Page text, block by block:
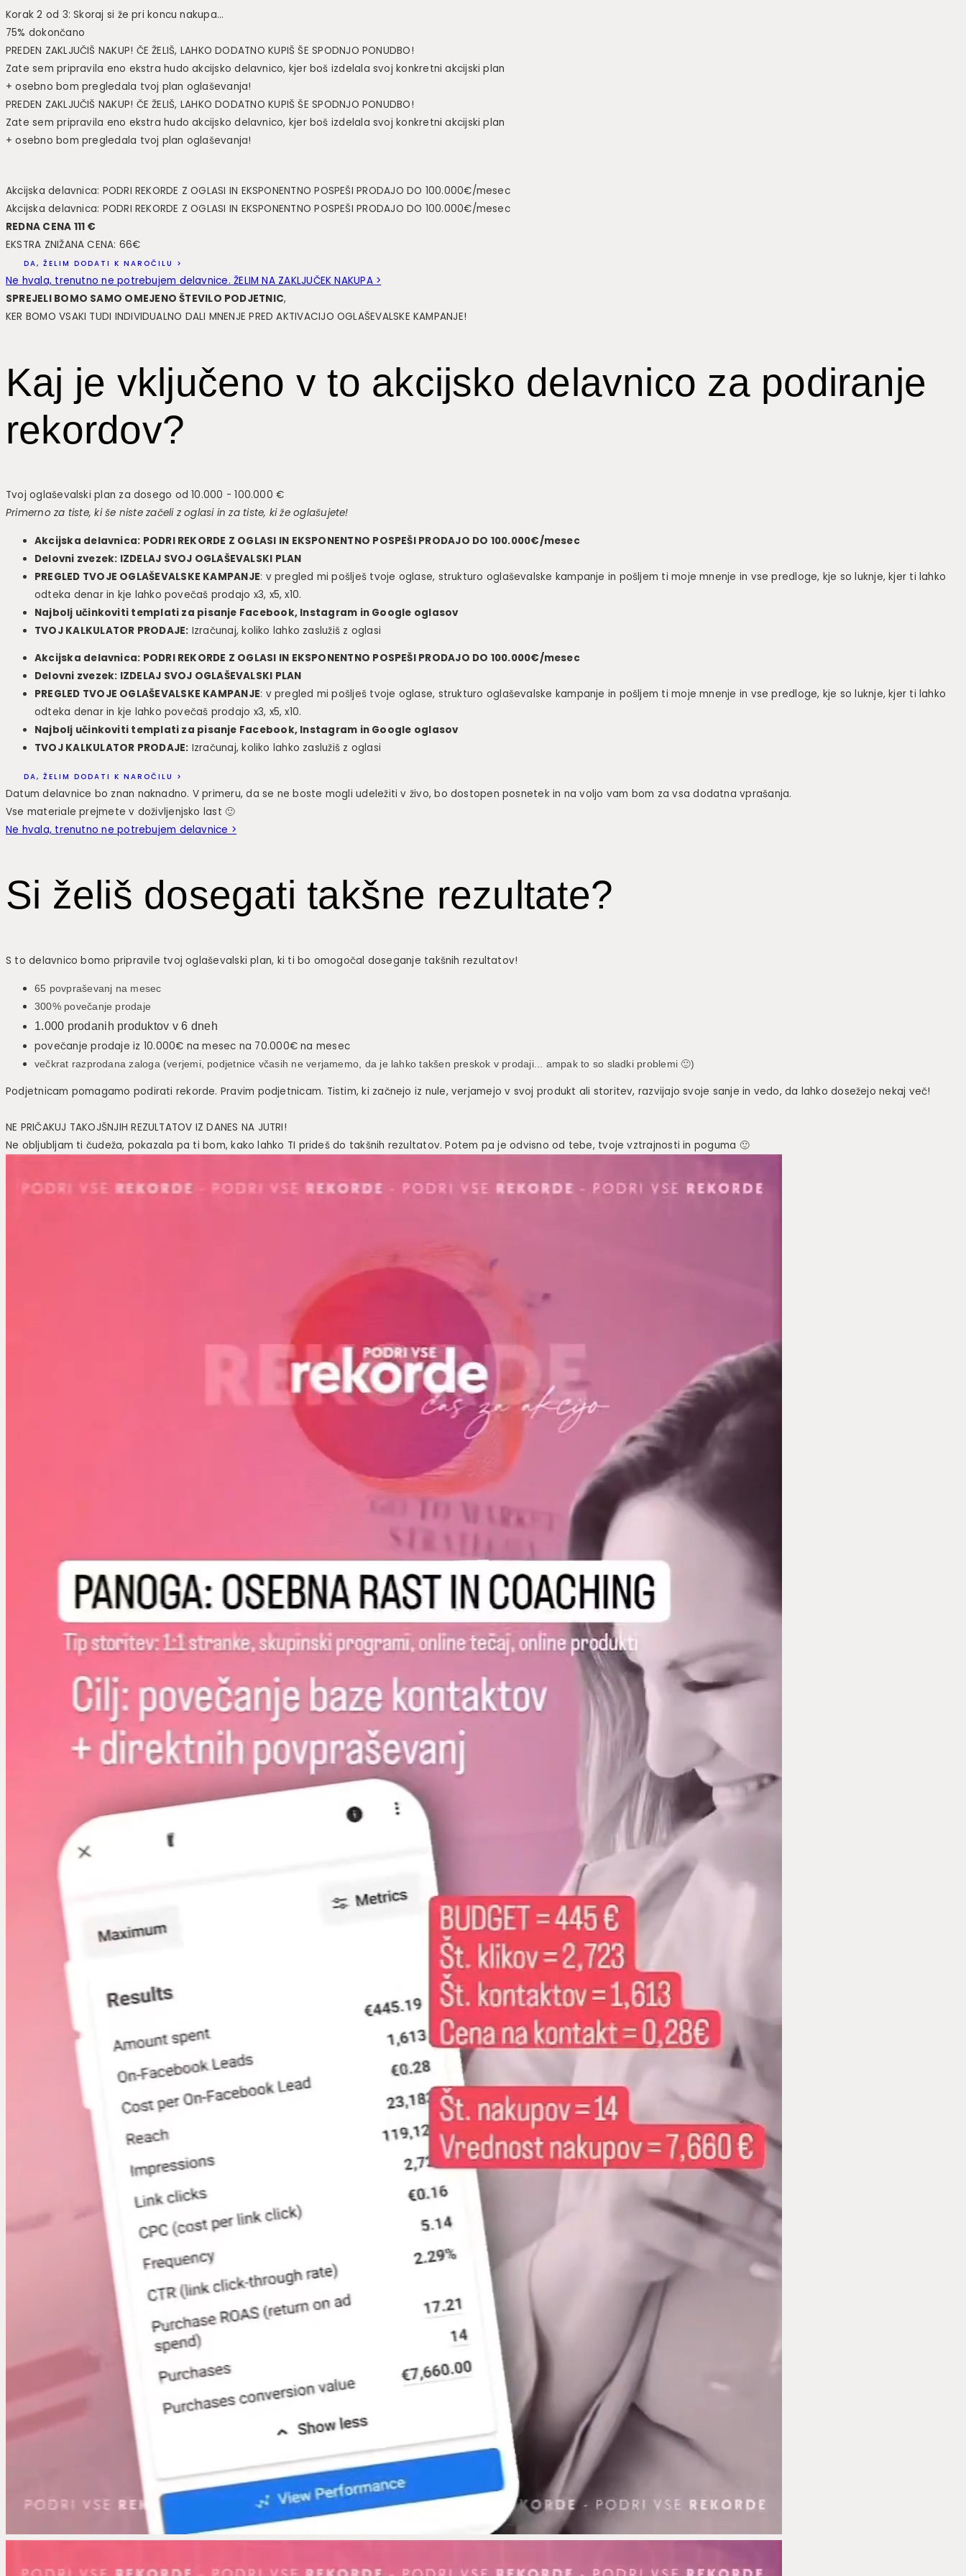
Korak 2 od 3: Skoraj si že pri koncu nakupa...
75% dokončano
PREDEN ZAKLJUČIŠ NAKUP! ČEŽELIŠ, LAHKO DODATNO KUPIŠ ŠE SPODNJO PONUDBO!
Zate sem pripravila eno ekstra hudo akcijsko delavnico, kjer boš izdelala svoj konkretni akcijski plan
+ osebno bom pregledala tvoj plan oglaševanja!
PREDEN ZAKLJUČIŠ NAKUP! ČEŽELIŠ, LAHKO DODATNO KUPIŠ ŠE SPODNJO PONUDBO!
Zate sem pripravila eno ekstra hudo akcijsko delavnico, kjer boš izdelala svoj konkretni akcijski plan
+ osebno bom pregledala tvoj plan oglaševanja!
Akcijska delavnica: PODRI REKORDE Z OGLASI IN EKSPONENTNO POSPEŠI PRODAJO DO 100.000€/mesec
Akcijska delavnica: PODRI REKORDE Z OGLASI IN EKSPONENTNO POSPEŠI PRODAJO DO 100.000€/mesec
REDNA CENA 111 €
EKSTRA ZNIŽANA CENA: 66€
DA, ŽELIM DODATI K NAROČILU >
Ne hvala, trenutno ne potrebujem delavnice. ŽELIM NA ZAKLJUČEK NAKUPA >
SPREJELI BOMO SAMO OMEJENO ŠTEVILO PODJETNIC,
KER BOMO VSAKI TUDI INDIVIDUALNO DALI MNENJE PRED AKTIVACIJO OGLAŠEVALSKE KAMPANJE!
Kaj je vključeno v to akcijsko delavnico za podiranje
rekordov?
Tvoj oglaševalski plan za dosego od 10.000 - 100.000 €
Primerno za tiste, ki še niste začeli z oglasi in za tiste, ki že oglašujete!
Akcijska delavnica: PODRI REKORDE Z OGLASI IN EKSPONENTNO POSPEŠI PRODAJO DO 100.000€/mesec
Delovni zvezek: IZDELAJ SVOJ OGLAŠEVALSKI PLAN
PREGLED TVOJE OGLAŠEVALSKE KAMPANJE: v pregled mi pošlješ tvoje oglase, strukturo oglaševalske kampanje in pošljem ti moje mnenje in vse predloge, kje so luknje, kjer ti lahko
odteka denar in kje lahko povečaš prodajo x3, x5, x10.
Najbolj učinkoviti templati za pisanje Facebook, Instagram in Google oglasov
TVOJ KALKULATOR PRODAJE: Izračunaj, koliko lahko zaslužiš z oglasi
Akcijska delavnica: PODRI REKORDE Z OGLASI IN EKSPONENTNO POSPEŠI PRODAJO DO 100.000€/mesec
Delovni zvezek: IZDELAJ SVOJ OGLAŠEVALSKI PLAN
PREGLED TVOJE OGLAŠEVALSKE KAMPANJE: v pregled mi pošlješ tvoje oglase, strukturo oglaševalske kampanje in pošljem ti moje mnenje in vse predloge, kje so luknje, kjer ti lahko
odteka denar in kje lahko povečaš prodajo x3, x5, x10.
Najbolj učinkoviti templati za pisanje Facebook, Instagram in Google oglasov
TVOJ KALKULATOR PRODAJE: Izračunaj, koliko lahko zaslužiš z oglasi
DA, ŽELIM DODATI K NAROČILU >
Datum delavnice bo znan naknadno. V primeru, da se ne boste mogli udeležiti v živo, bo dostopen posnetek in na voljo vam bom za vsa dodatna vprašanja.
Vse materiale prejmete v doživljenjsko last 🙂
Ne hvala, trenutno ne potrebujem delavnice >
Si želiš dosegati takšne rezultate?
S to delavnico bomo pripravile tvoj oglaševalski plan, ki ti bo omogočal doseganje takšnih rezultatov!
65 povpraševanj na mesec
300% povečanje prodaje
1.000 prodanih produktov v 6 dneh
povečanje prodaje iz 10.000€ na mesec na 70.000€ na mesec
večkrat razprodana zaloga (verjemi, podjetnice včasih ne verjamemo, da je lahko takšen preskok v prodaji... ampak to so sladki problemi 🙂)
Podjetnicam pomagamo podirati rekorde. Pravim podjetnicam. Tistim, ki začnejo iz nule, verjamejo v svoj produkt ali storitev, razvijajo svoje sanje in vedo, da lahko dosežejo nekaj več!
NE PRIČAKUJ TAKOJŠNJIH REZULTATOV IZ DANES NA JUTRI!
Ne obljubljam ti čudeža, pokazala pa ti bom, kako lahko TI prideš do takšnih rezultatov. Potem pa je odvisno od tebe, tvoje vztrajnosti in poguma 🙂